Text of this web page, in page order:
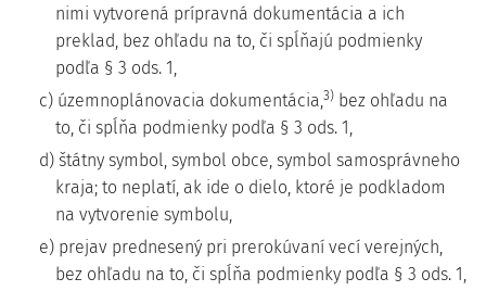
nimi vytvorená prípravná dokumentácia a ich
preklad, bez ohľadu na to, či spĺňajú podmienky
podľa § 3 ods. 1,
c) územnoplánovacia dokumentácia,3) bez ohľadu na
to, či spĺňa podmienky podľa § 3 ods. 1,
d) štátny symbol, symbol obce, symbol samosprávneho
kraja; to neplatí, ak ide o dielo, ktoré je podkladom
na vytvorenie symbolu,
e) prejav prednesený pri prerokúvaní vecí verejných,
bez ohľadu na to, či spĺňa podmienky podľa § 3 ods. 1,